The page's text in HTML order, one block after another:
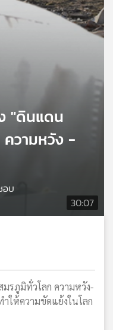
30:07
"ดินแดน
วามหวัง -
อบ
รภูมิทั่วโลก ความหวัง-
ให้ความขัดแย้งในโลก